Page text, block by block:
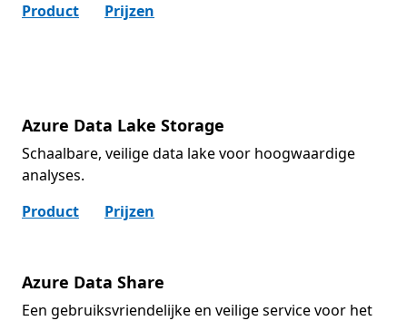
Product
Prijzen
Azure Data Lake Storage
Schaalbare, veilige data lake voor hoogwaardige
analyses.
Product
Prijzen
Azure Data Share
Een gebruiksvriendelijke en veilige service voor het